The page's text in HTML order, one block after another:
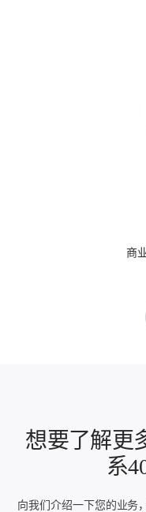
商
想要了解更
系
向我们介绍一下您的业务